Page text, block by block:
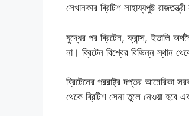
সেখানকার ব্রিটিশ সাহায্যপুষ্ট
যুদ্ধের পর ব্রিটেন, ফ্রান্স, ইতালি
না। ব্রিটেন বিশ্বের বিভিন্ন স্থান
ব্রিটেনের পররাষ্ট্র দপ্তর আমেরিকা
থেকে ব্রিটিশ সেনা তুলে নেওয়া হবে